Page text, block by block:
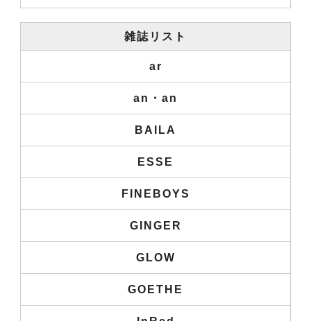
雑誌リスト
ar
an・an
BAILA
ESSE
FINEBOYS
GINGER
GLOW
GOETHE